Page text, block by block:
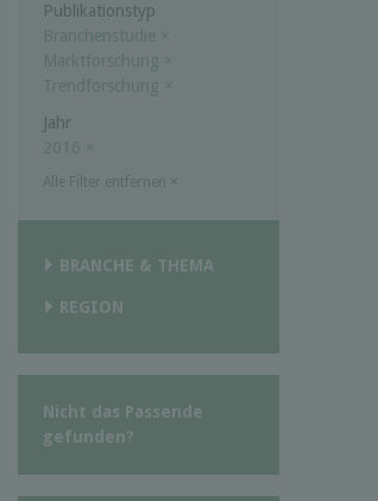
Publikationstyp
Branchenstudie ×
Marktforschung ×
Trendforschung ×
Jahr
2016 ×
BRANCHE & THEMA
REGION
Nicht das Passende
gefunden?